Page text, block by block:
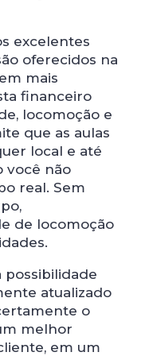
excelentes
oferecidos na
mais
financeiro
locomoção e
que as aulas
local e até
você não
real. Sem
de locomoção
possibilidade
atualizado
o
melhor
em um